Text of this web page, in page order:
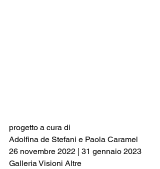
progetto a cura di
Adolfina de Stefani e Paola Caramel
26 novembre 2022 | 31 gennaio 2023
Galleria Visioni Altre